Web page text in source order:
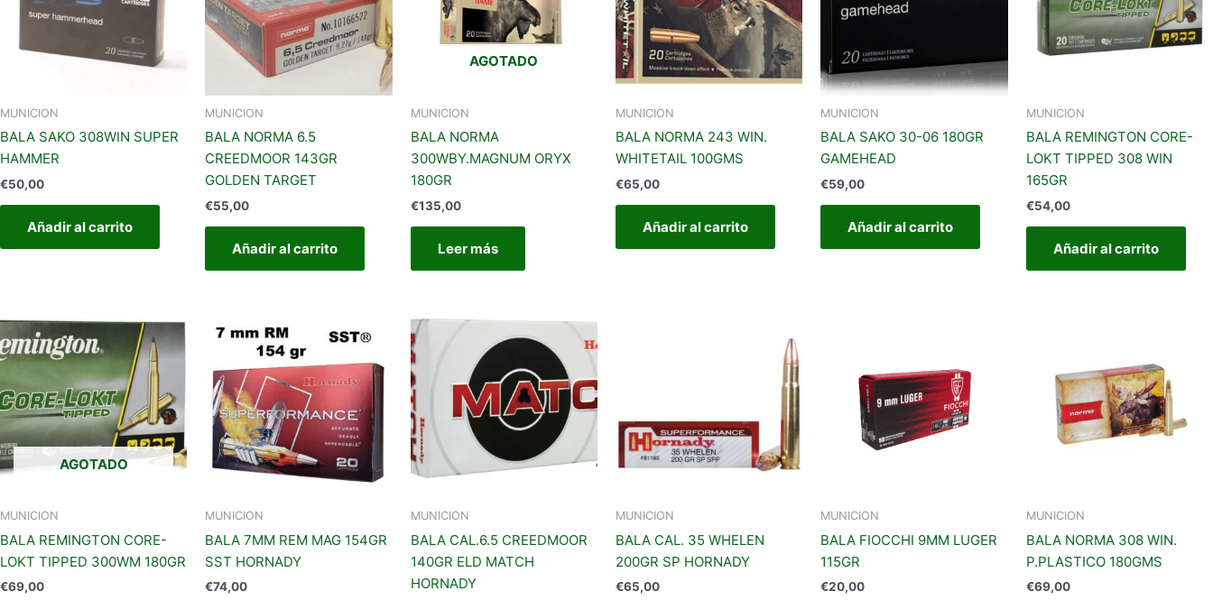
MUNICION
BALA SAKO 308WIN SUPER
HAMMER
€50,00
Añadir al carrito
MUNICION
BALA NORMA 6.5
CREEDMOOR 143GR
GOLDEN TARGET
€55,00
Añadir al carrito
AGOTADO
MUNICION
BALA NORMA
300WBY.MAGNUM ORYX
180GR
€135,00
Leer más
MUNICION
BALA NORMA 243 WIN.
WHITETAIL 100GMS
€65,00
Añadir al carrito
MUNICION
BALA SAKO 30-06 180GR
GAMEHEAD
€59,00
Añadir al carrito
MUNICION
BALA REMINGTON CORE-
LOKT TIPPED 308 WIN
165GR
€54,00
Añadir al carrito
AGOTADO
MUNICION
BALA REMINGTON CORE-
LOKT TIPPED 300WM 180GR
€69,00
MUNICION
BALA 7MM REM MAG 154GR
SST HORNADY
€74,00
MUNICION
BALA CAL.6.5 CREEDMOOR
140GR ELD MATCH
HORNADY
MUNICION
BALA CAL. 35 WHELEN
200GR SP HORNADY
€65,00
MUNICION
BALA FIOCCHI 9MM LUGER
115GR
€20,00
MUNICION
BALA NORMA 308 WIN.
P.PLASTICO 180GMS
€69,00